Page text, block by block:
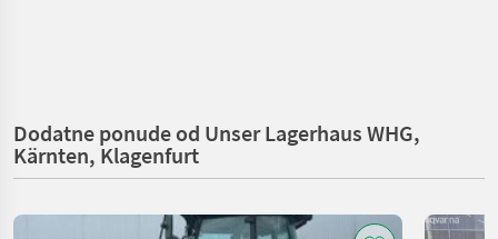
Dodatne ponude od Unser Lagerhaus WHG,
Kärnten, Klagenfurt